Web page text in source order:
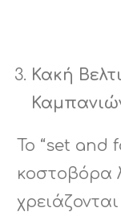
Κακή
Το “set and
κοστοβόρα